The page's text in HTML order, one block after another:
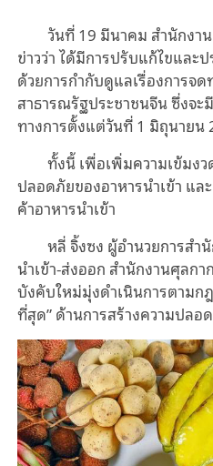
วันที่ 19 มีนาคม สำนักงา
ข่าวว่า ได้มีการปรับแก้ไขและ
ด้วยการกำกับดูแลเรื่องการจ
สาธารณรัฐประชาชนจีน ซึ่งจ
ทางการตั้งแต่วันที่ 1 มิถุนายน
ทั้งนี้ เพื่อเพิ่มความเข้มง
ปลอดภัยของอาหารนำเข้า แล
ค้าอาหารนำเข้า
หลี่ จิ้งซง ผู้อำนวยการสำ
นำเข้า-ส่งออก สำนักงานศุลก
บังคับใหม่มุ่งดำเนินการตามก
ที่สุด” ด้านการสร้างความปล